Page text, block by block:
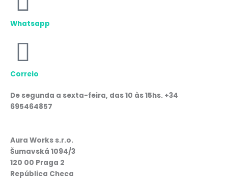
Whatsapp
Correio
De segunda a sexta-feira, das 10 às 15hs. +34
695464857
Aura Works s.r.o.
Šumavská 1094/3
120 00 Praga 2
República Checa